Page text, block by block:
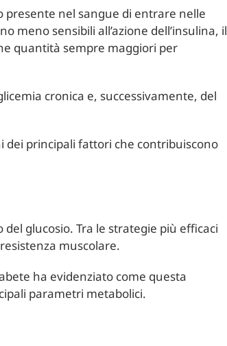
presente nel sangue di entrare nelle
meno sensibili all’azione dell’insulina, il
quantità sempre maggiori per
cronica e, successivamente, del
principali fattori che contribuiscono
glucosio. Tra le strategie più efficaci
muscolare.
ha evidenziato come questa
parametri metabolici.